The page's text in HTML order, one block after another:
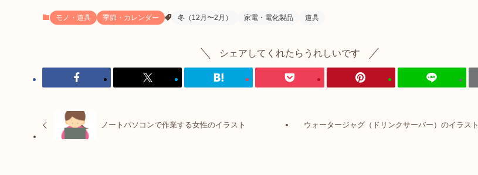
モノ・道具 季節・カレンダー 冬（12月〜2月） 家電・電化製品 道具
シェアしてくれたらうれしいです
ノートパソコンで作業する女性のイラスト ウォータージャグ（ドリンクサーバー）のイラスト